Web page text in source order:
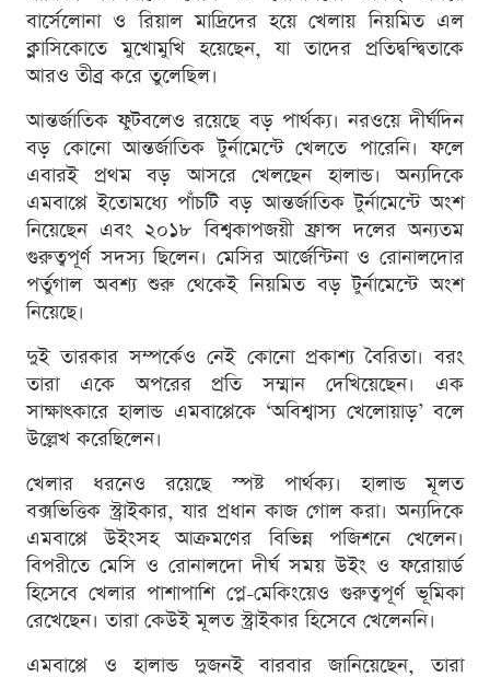
বার্সেলোনা ও রিয়াল মাদ্রিদের হয়ে খেলায় নিয়মিত এল
ক্লাসিকোতে মুখোমুখি হয়েছেন, যা তাদের প্রতিদ্বন্দ্বিতাকে
আরও তীব্র করে তুলেছিল।
আন্তর্জাতিক ফুটবলেও রয়েছে বড় পার্থক্য। নরওয়ে দীর্ঘদিন
বড় কোনো আন্তর্জাতিক টুর্নামেন্টে খেলতে পারেনি। ফলে
এবারই প্রথম বড় আসরে খেলছেন হালান্ড। অন্যদিকে
এমবাপ্পে ইতোমধ্যে পাঁচটি বড় আন্তর্জাতিক টুর্নামেন্টে অংশ
নিয়েছেন এবং ২০১৮ বিশ্বকাপজয়ী ফ্রান্স দলের অন্যতম
গুরুত্বপূর্ণ সদস্য ছিলেন। মেসির আর্জেন্টিনা ও রোনালদোর
পর্তুগাল অবশ্য শুরু থেকেই নিয়মিত বড় টুর্নামেন্টে অংশ
নিয়েছে।
দুই তারকার সম্পর্কেও নেই কোনো প্রকাশ্য বৈরিতা। বরং
তারা একে অপরের প্রতি সম্মান দেখিয়েছেন। এক
সাক্ষাৎকারে হালান্ড এমবাপ্পেকে ‘অবিশ্বাস্য খেলোয়াড়’ বলে
উল্লেখ করেছিলেন।
খেলার ধরনেও রয়েছে স্পষ্ট পার্থক্য। হালান্ড মূলত
বক্সভিত্তিক স্ট্রাইকার, যার প্রধান কাজ গোল করা। অন্যদিকে
এমবাপ্পে উইংসহ আক্রমণের বিভিন্ন পজিশনে খেলেন।
বিপরীতে মেসি ও রোনালদো দীর্ঘ সময় উইং ও ফরোয়ার্ড
হিসেবে খেলার পাশাপাশি প্লে-মেকিংয়েও গুরুত্বপূর্ণ ভূমিকা
রেখেছেন। তারা কেউই মূলত স্ট্রাইকার হিসেবে খেলেননি।
এমবাপ্পে ও হালান্ড দুজনই বারবার জানিয়েছেন, তারা